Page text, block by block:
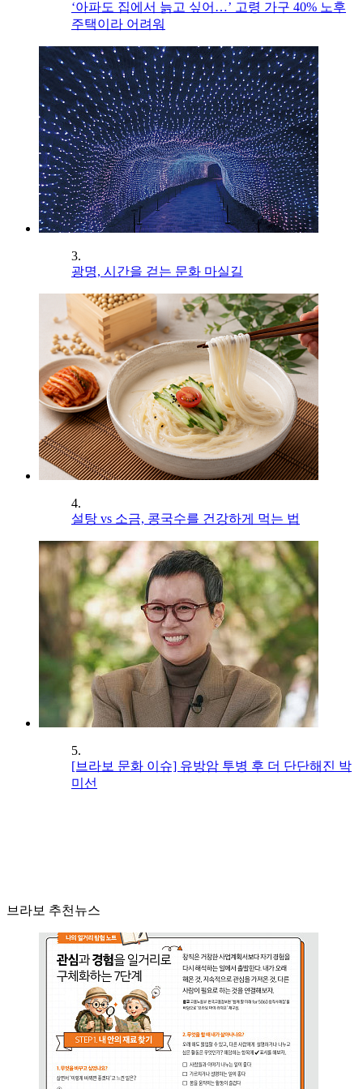
‘아파도 집에서 늙고 싶어…’ 고령 가구 40% 노후
주택이라 어려워
3.
광명, 시간을 걷는 문화 마실길
4.
설탕 vs 소금, 콩국수를 건강하게 먹는 법
5.
[브라보 문화 이슈] 유방암 투병 후 더 단단해진 박
미선
브라보 추천뉴스